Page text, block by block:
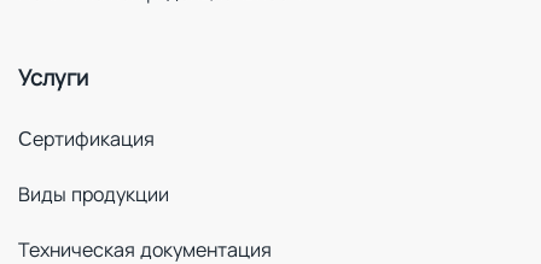
Услуги
Cертификация
Виды продукции
Техническая документация